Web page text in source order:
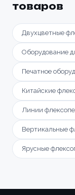
товаров
Двухцветные
Оборудование
Печатное
Китайские
Линии
Вертикальные
Ярусные